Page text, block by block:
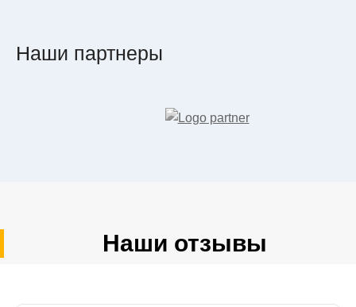
Наши партнеры
Наши отзывы